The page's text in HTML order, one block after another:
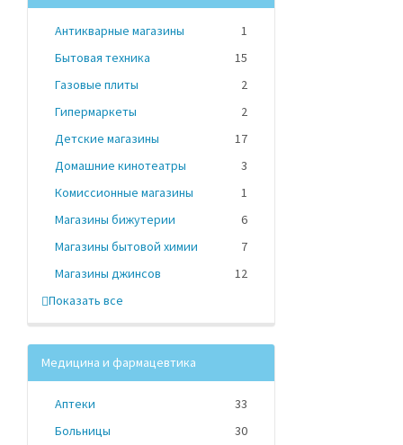
Антикварные магазины
1
Бытовая техника
15
Газовые плиты
2
Гипермаркеты
2
Детские магазины
17
Домашние кинотеатры
3
Комиссионные магазины
1
Магазины бижутерии
6
Магазины бытовой химии
7
Магазины джинсов
12
Показать все
Медицина и фармацевтика
Аптеки
33
Больницы
30